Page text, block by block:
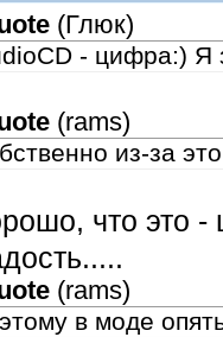
(Глюк)
- цифра:) Я
(rams)
из-за
что это
(rams)
в моде